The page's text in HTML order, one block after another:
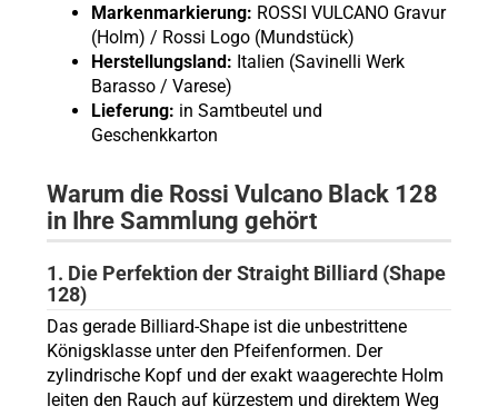
Markenmarkierung: ROSSI VULCANO Gravur
(Holm) / Rossi Logo (Mundstück)
Herstellungsland: Italien (Savinelli Werk
Barasso / Varese)
Lieferung: in Samtbeutel und
Geschenkkarton
Warum die Rossi Vulcano Black 128
in Ihre Sammlung gehört
1. Die Perfektion der Straight Billiard (Shape
128)
Das gerade Billiard-Shape ist die unbestrittene
Königsklasse unter den Pfeifenformen. Der
zylindrische Kopf und der exakt waagerechte Holm
leiten den Rauch auf kürzestem und direktem Weg